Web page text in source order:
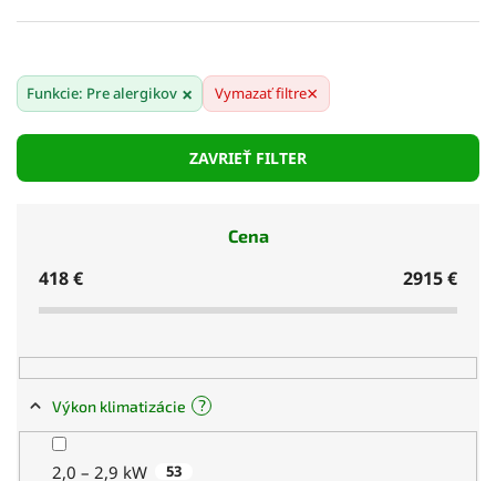
Vstavané filtre (HEPA, uhlíkové, ionizačné)
zachytávajú až 99 % alergénov.
Čistenie vzduchu počas celej prevádzky– bez
nutnosti ďalších čističiek.
Zníženie vlhkosti
– menej plesní a roztočov.
Modely s UV-C sterilizáciou alebo plazmovým
Funkcie: Pre alergikov × Vymazať filtre×
ZAVRIEŤ FILTER
Cena
418€ 2915€
Výkon klimatizácie ?
2,0 – 2,9 kW 53